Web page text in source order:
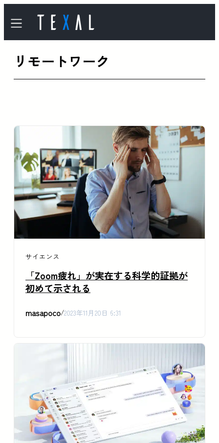
容
を
リモートワーク
サイエンス
「Zoom疲れ」が実在する科学的証拠が
初めて示される
masapoco/2023年11月20日 6:31